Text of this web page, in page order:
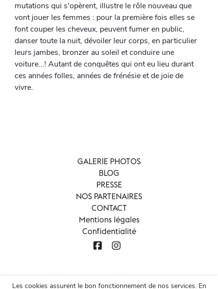
mutations qui s'opèrent, illustre le rôle nouveau que
vont jouer les femmes : pour la première fois elles se
font couper les cheveux, peuvent fumer en public,
danser toute la nuit, dévoiler leur corps, en particulier
leurs jambes, bronzer au soleil et conduire une
voiture...! Autant de conquêtes qui ont eu lieu durant
ces années folles, années de frénésie et de joie de
vivre.
GALERIE PHOTOS
BLOG
PRESSE
NOS PARTENAIRES
CONTACT
Mentions légales
Confidentialité
Les cookies assurent le bon fonctionnement de nos services. En